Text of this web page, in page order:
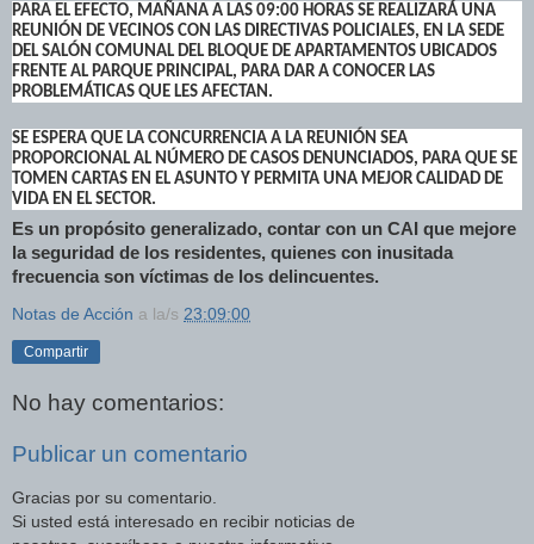
PARA EL EFECTO, MAÑANA A LAS 09:00 HORAS SE REALIZARÁ UNA
REUNIÓN DE VECINOS CON LAS DIRECTIVAS POLICIALES, EN LA SEDE
DEL SALÓN COMUNAL DEL BLOQUE DE APARTAMENTOS UBICADOS
FRENTE AL PARQUE PRINCIPAL, PARA DAR A CONOCER LAS
PROBLEMÁTICAS QUE LES AFECTAN.
SE ESPERA QUE LA CONCURRENCIA A LA REUNIÓN SEA
PROPORCIONAL AL NÚMERO DE CASOS DENUNCIADOS, PARA QUE SE
TOMEN CARTAS EN EL ASUNTO Y PERMITA UNA MEJOR CALIDAD DE
VIDA EN EL SECTOR.
Es un propósito generalizado, contar con un CAI que mejore
la seguridad de los residentes, quienes con inusitada
frecuencia son víctimas de los delincuentes.
Notas de Acción a la/s 23:09:00
Compartir
No hay comentarios:
Publicar un comentario
Gracias por su comentario.
Si usted está interesado en recibir noticias de